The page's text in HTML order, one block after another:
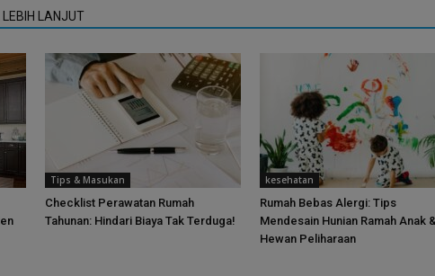
LEBIH LANJUT
Tips & Masukan
Checklist Perawatan Rumah
Tahunan: Hindari Biaya Tak Terduga!
kesehatan
Rumah Bebas Alergi: Tips
Mendesain Hunian Ramah Anak &
Hewan Peliharaan